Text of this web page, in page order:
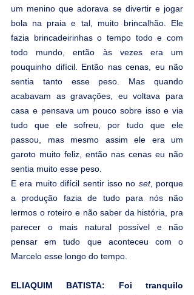
um menino que adorava se divertir e jogar
bola na praia e tal, muito brincalhão. Ele
fazia brincadeirinhas o tempo todo e com
todo mundo, então às vezes era um
pouquinho difícil. Então nas cenas, eu não
sentia tanto esse peso. Mas quando
acabavam as gravações, eu voltava para
casa e pensava um pouco sobre isso e via
tudo que ele sofreu, por tudo que ele
passou, mas mesmo assim ele era um
garoto muito feliz, então nas cenas eu não
sentia muito esse peso.
E era muito difícil sentir isso no set, porque
a produção fazia de tudo para nós não
lermos o roteiro e não saber da história, pra
parecer o mais natural possível e não
pensar em tudo que aconteceu com o
Marcelo esse longo do tempo.
ELIAQUIM BATISTA: Foi tranquilo